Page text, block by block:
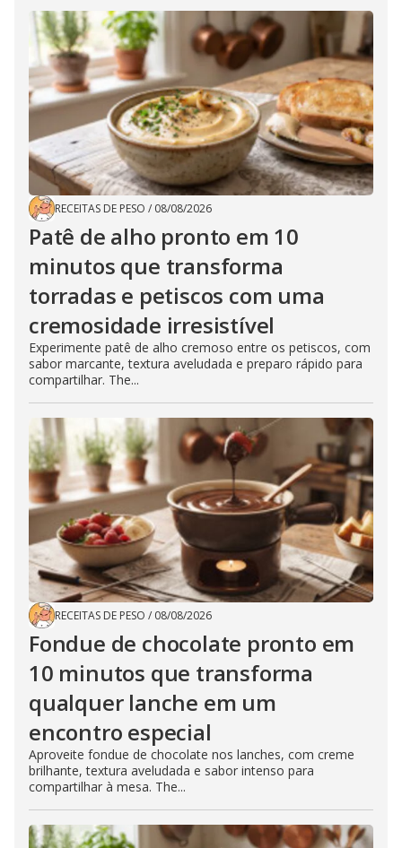
RECEITAS DE PESO / 08/08/2026
Patê de alho pronto em 10
minutos que transforma
torradas e petiscos com uma
cremosidade irresistível
Experimente patê de alho cremoso entre os petiscos, com
sabor marcante, textura aveludada e preparo rápido para
compartilhar. The...
RECEITAS DE PESO / 08/08/2026
Fondue de chocolate pronto em
10 minutos que transforma
qualquer lanche em um
encontro especial
Aproveite fondue de chocolate nos lanches, com creme
brilhante, textura aveludada e sabor intenso para
compartilhar à mesa. The...